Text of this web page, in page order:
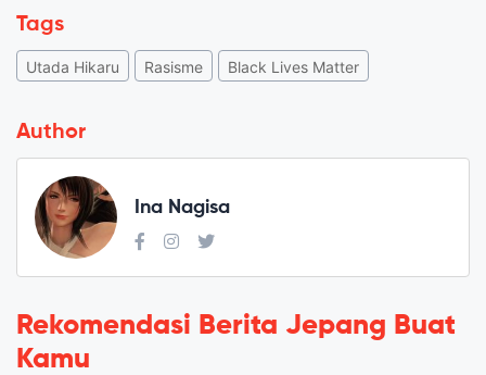
Tags
Utada Hikaru Rasisme Black Lives Matter
Author
Ina Nagisa
Rekomendasi Berita Jepang Buat
Kamu